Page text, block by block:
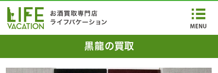
黒龍の買取